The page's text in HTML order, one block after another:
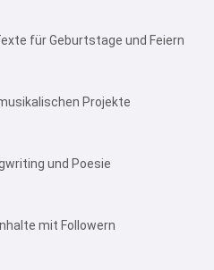
für Geburtstage und Feiern
Projekte
und Poesie
mit Followern